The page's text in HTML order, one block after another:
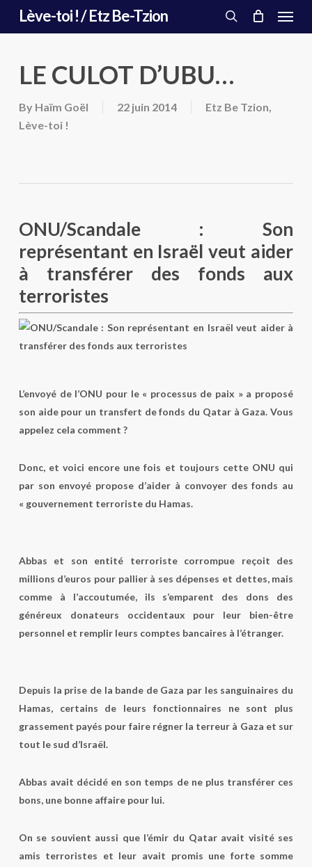
Lève-toi ! / Etz Be-Tzion
search
Menu
LE CULOT D’UBU…
By Haïm Goël 22 juin 2014 Etz Be Tzion,
Lève-toi !
ONU/Scandale : Son
représentant en Israël veut aider
à transférer des fonds aux
terroristes
L’envoyé de l’ONU pour le « processus de paix » a proposé
son aide pour un transfert de fonds du Qatar à Gaza. Vous
appelez cela comment ?
Donc, et voici encore une fois et toujours cette ONU qui
par son envoyé propose d’aider à convoyer des fonds au
« gouvernement terroriste du Hamas.
Abbas et son entité terroriste corrompue reçoit des
millions d’euros pour pallier à ses dépenses et dettes, mais
comme à l’accoutumée, ils s’emparent des dons des
généreux donateurs occidentaux pour leur bien-être
personnel et remplir leurs comptes bancaires à l’étranger.
Depuis la prise de la bande de Gaza par les sanguinaires du
Hamas, certains de leurs fonctionnaires ne sont plus
grassement payés pour faire régner la terreur à Gaza et sur
tout le sud d’Israël.
Abbas avait décidé en son temps de ne plus transférer ces
bons, une bonne affaire pour lui.
On se souvient aussi que l’émir du Qatar avait visité ses
amis terroristes et leur avait promis une forte somme